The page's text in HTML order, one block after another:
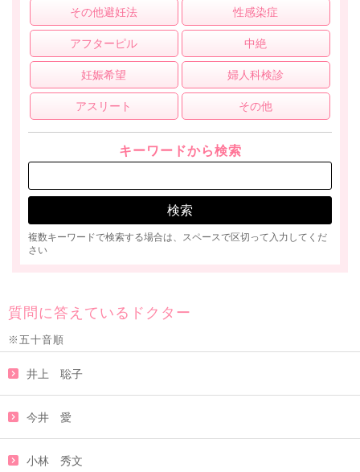
その他避妊法 性感染症
アフターピル 中絶
妊娠希望 婦人科検診
アスリート その他
キーワードから検索
複数キーワードで検索する場合は、スペースで区切って入力してくだ
さい
質問に答えているドクター
※五十音順
井上 聡子
今井 愛
小林 秀文